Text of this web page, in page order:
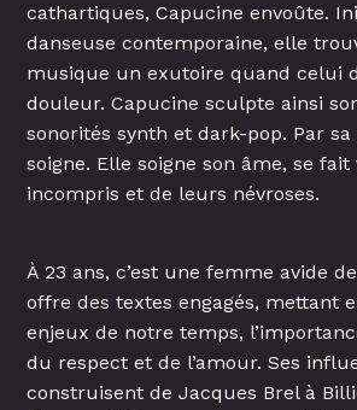
cathartiques, Capucine envoûte.
danseuse contemporaine, elle
musique un exutoire quand celui
douleur. Capucine sculpte ainsi
sonorités synth et dark-pop. Par
soigne. Elle soigne son âme, se fait
incompris et de leurs névroses.
À 23 ans, c’est une femme avide
offre des textes engagés, mettant
enjeux de notre temps,
du respect et de l’amour. Ses
construisent de Jacques Brel à